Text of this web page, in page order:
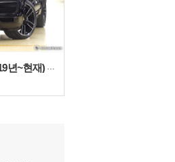
포르쉐 카이엔 3세대 (19년~현재) 3.0